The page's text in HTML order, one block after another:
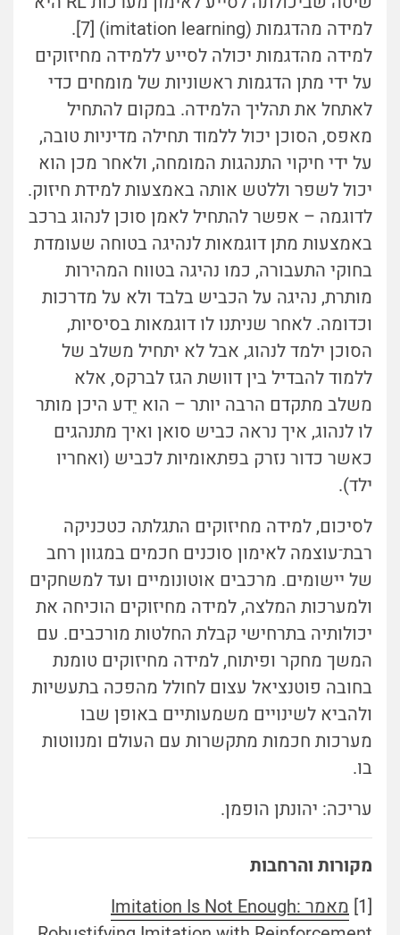
למידה מהדגמות (imitation learning) [7].
למידה מהדגמות יכולה לסייע ללמידה מחיזוקים
על ידי מתן הדגמות ראשוניות של מומחים כדי
לאתחל את תהליך הלמידה. במקום להתחיל
מאפס, הסוכן יכול ללמוד תחילה מדיניות טובה,
על ידי חיקוי התנהגות המומחה, ולאחר מכן הוא
יכול לשפר וללטש אותה באמצעות למידת חיזוק.
לדוגמה – אפשר להתחיל לאמן סוכן לנהוג ברכב
באמצעות מתן דוגמאות לנהיגה בטוחה שעומדת
בחוקי התעבורה, כמו נהיגה בטווח המהירות
מותרת, נהיגה על הכביש בלבד ולא על מדרכות
וכדומה. לאחר שניתנו לו דוגמאות בסיסיות,
הסוכן ילמד לנהוג, אבל לא יתחיל משלב של
ללמוד להבדיל בין דוושת הגז לברקס, אלא
משלב מתקדם הרבה יותר – הוא יֵדע היכן מותר
לו לנהוג, איך נראה כביש סואן ואיך מתנהגים
כאשר כדור נזרק בפתאומיות לכביש (ואחריו
ילד).
לסיכום, למידה מחיזוקים התגלתה כטכניקה
רבת־עוצמה לאימון סוכנים חכמים במגוון רחב
של יישומים. מרכבים אוטונומיים ועד למשחקים
ולמערכות המלצה, למידה מחיזוקים הוכיחה את
יכולותיה בתרחישי קבלת החלטות מורכבים. עם
המשך מחקר ופיתוח, למידה מחיזוקים טומנת
בחובה פוטנציאל עצום לחולל מהפכה בתעשיות
ולהביא לשינויים משמעותיים באופן שבו
מערכות חכמות מתקשרות עם העולם ומנווטות
בו.
עריכה: יהונתן הופמן.
מקורות והרחבות
[1]
מאמר Imitation Is Not Enough: